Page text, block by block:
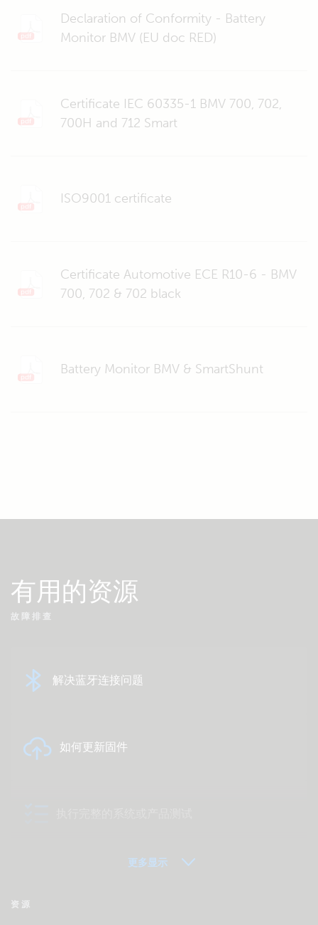
Declaration of Conformity - Battery
Monitor BMV (EU doc RED)
Certificate IEC 60335-1 BMV 700, 702,
700H and 712 Smart
ISO9001 certificate
Certificate Automotive ECE R10-6 - BMV
700, 702 & 702 black
Battery Monitor BMV & SmartShunt
有用的资源
故障排查
解决蓝牙连接问题
如何更新固件
更多显示
资源